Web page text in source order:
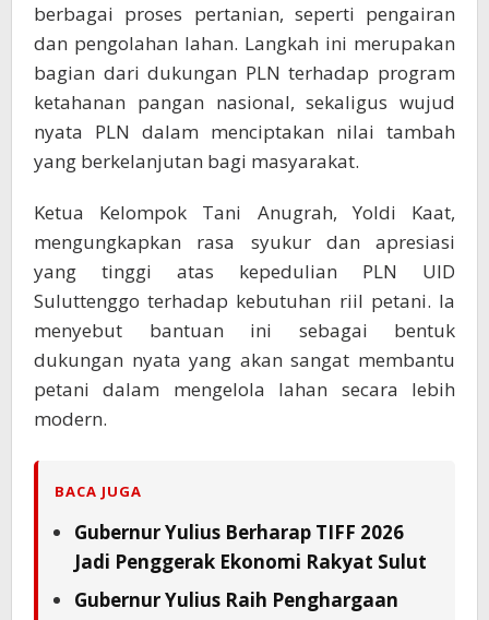
berbagai proses pertanian, seperti pengairan
dan pengolahan lahan. Langkah ini merupakan
bagian dari dukungan PLN terhadap program
ketahanan pangan nasional, sekaligus wujud
nyata PLN dalam menciptakan nilai tambah
yang berkelanjutan bagi masyarakat.
Ketua Kelompok Tani Anugrah, Yoldi Kaat,
mengungkapkan rasa syukur dan apresiasi
yang tinggi atas kepedulian PLN UID
Suluttenggo terhadap kebutuhan riil petani. Ia
menyebut bantuan ini sebagai bentuk
dukungan nyata yang akan sangat membantu
petani dalam mengelola lahan secara lebih
modern.
BACA JUGA
Gubernur Yulius Berharap TIFF 2026
Jadi Penggerak Ekonomi Rakyat Sulut
Gubernur Yulius Raih Penghargaan